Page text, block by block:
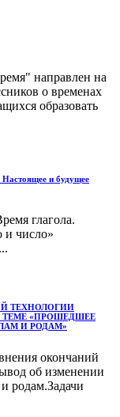
направлен на
о временах
образовать
Настоящее и будущее
глагола.
и число»
ТЕХНОЛОГИИ
ТЕМЕ «ПРОШЕДШЕЕ
И РОДАМ»
окончаний
об изменении
родам.Задачи